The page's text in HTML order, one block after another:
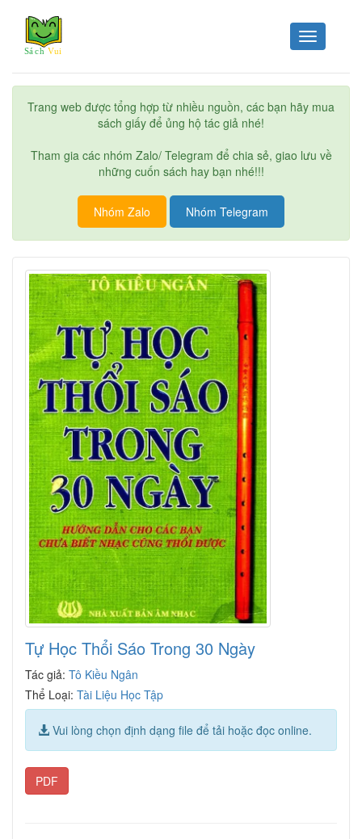
Toggle
navigation
Trang web được tổng hợp từ nhiều nguồn, các bạn hãy mua
sách giấy để ủng hộ tác giả nhé!
Tham gia các nhóm Zalo/ Telegram để chia sẻ, giao lưu về
những cuốn sách hay bạn nhé!!!
Nhóm Zalo Nhóm Telegram
Tự Học Thổi Sáo Trong 30 Ngày
Tác giả: Tô Kiều Ngân
Thể Loại: Tài Liệu Học Tập
Vui lòng chọn định dạng file để tải hoặc đọc online.
PDF